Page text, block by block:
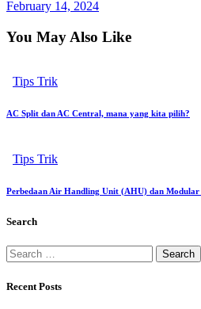
February 14, 2024
You May Also Like
Tips Trik
AC Split dan AC Central, mana yang kita pilih?
Tips Trik
Perbedaan Air Handling Unit (AHU) dan
Search
Recent Posts